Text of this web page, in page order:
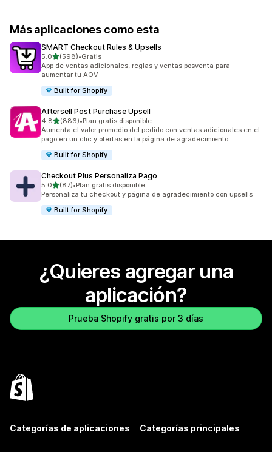
Más aplicaciones como esta
SMART Checkout Rules & Upsells
5.0de 5 estrellas
(598)
598 reseñas en total
•Gratis
App de ventas adicionales, reglas y ventas posventa para
aumentar tu AOV
Built for Shopify
Aftersell Post Purchase Upsell
4.8de 5 estrellas
(886)
886 reseñas en total
•Plan gratis disponible
Aumenta el valor promedio del pedido con ventas adicionales en el
pago en un clic y ofertas en la página de agradecimiento
Built for Shopify
Checkout Plus Personaliza Pago
5.0de 5 estrellas
(87)
87 reseñas en total
•Plan gratis disponible
Personaliza tu checkout y página de agradecimiento con upsells
Built for Shopify
¿Quieres agregar una
aplicación?
Prueba Shopify gratis por 3 días
Categorías de aplicaciones Categorías principales